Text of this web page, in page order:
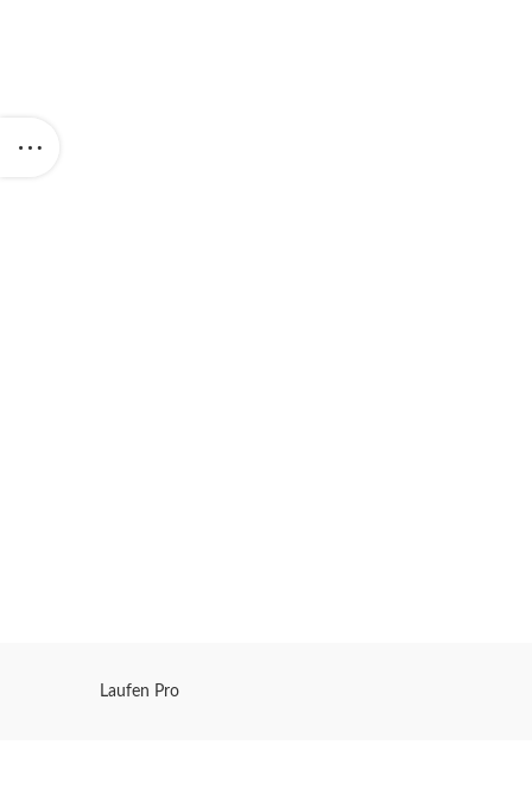
Laufen Pro